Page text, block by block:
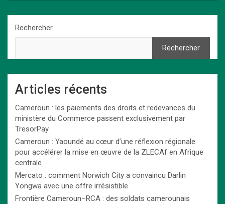
Rechercher
Rechercher
Articles récents
Cameroun : les paiements des droits et redevances du
ministère du Commerce passent exclusivement par
TresorPay
Cameroun : Yaoundé au cœur d’une réflexion régionale
pour accélérer la mise en œuvre de la ZLECAf en Afrique
centrale
Mercato : comment Norwich City a convaincu Darlin
Yongwa avec une offre irrésistible
Frontière Cameroun–RCA : des soldats camerounais